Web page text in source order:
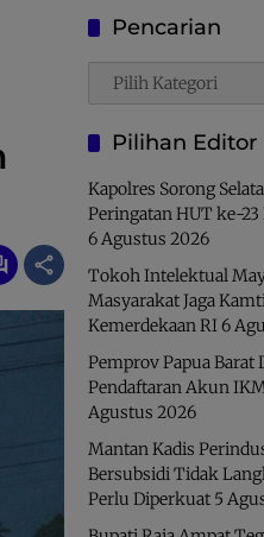
Pencarian
Pencarian
Pilihan Editor
Kapolres Sorong
Peringatan HUT ke-23
6 Agustus 2026
Tokoh Intelektual
Masyarakat Jaga
Kemerdekaan RI6
Pemprov Papua Barat
Pendaftaran Akun
Agustus 2026
Mantan Kadis
Bersubsidi Tidak
Perlu Diperkuat 5